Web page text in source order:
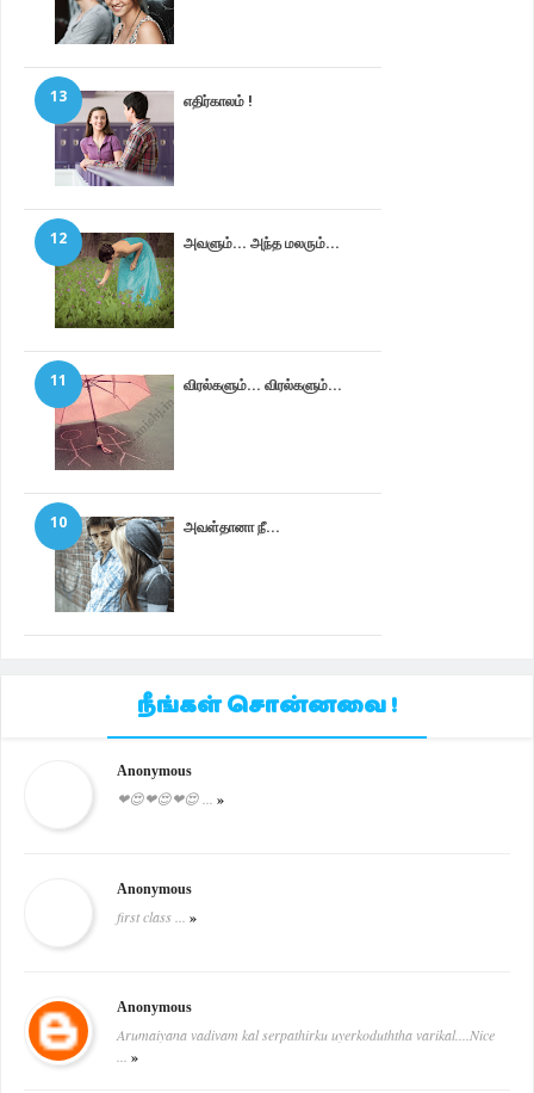
எதிர்காலம் !
13
அவளும்... அந்த மலரும்...
12
விரல்களும்... விரல்களும்...
11
அவள்தானா நீ...
10
நீங்கள் சொன்னவை !
Anonymous
❤😍❤😍❤😍 ... »
Anonymous
first class ... »
Anonymous
Arumaiyana vadivam kal serpathirku uyerkoduththa varikal....Nice
... »